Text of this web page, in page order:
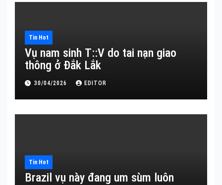
Tin Hot
Vụ nam sinh T::V do tai nạn giao
thông ở Đắk Lắk
30/04/2026 EDITOR
Tin Hot
Brazil vụ này đang um sùm luôn